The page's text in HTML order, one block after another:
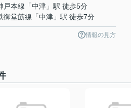
戸本線 「中津 」駅 徒歩5分
御堂筋線 「中津 」駅 徒歩7分
情報の見方